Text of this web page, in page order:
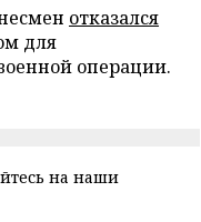
отказался
для
операции.
на наши